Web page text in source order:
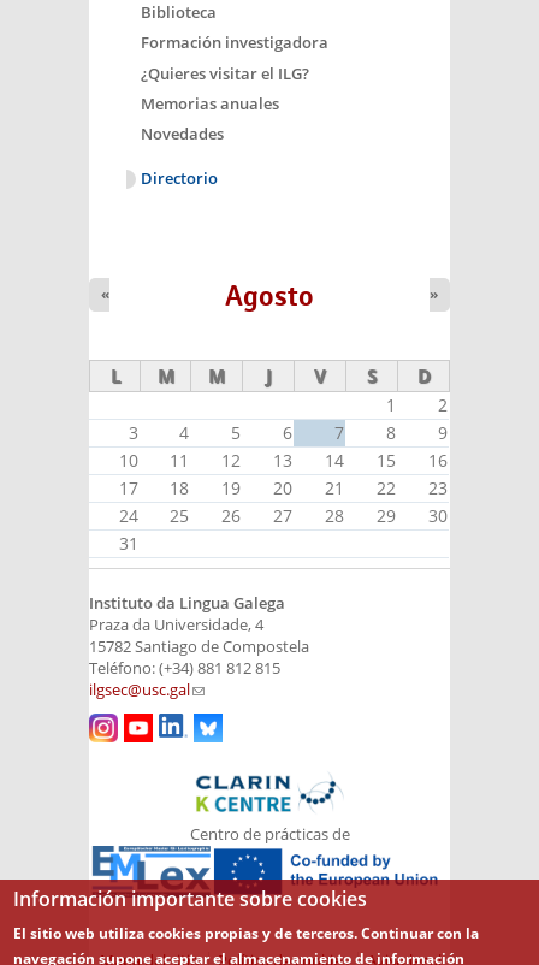
Biblioteca
Formación investigadora
¿Quieres visitar el ILG?
Memorias anuales
Novedades
Directorio
Agosto
« »
L M M J V S D
1
2
3
4 5 6 7 8
9
10
11 12 13 14 15
16
17
18 19 20 21 22
23
24
25 26 27 28 29
30
31
Instituto da Lingua Galega
Praza da Universidade, 4
15782 Santiago de Compostela
Teléfono: (+34) 881 812 815
ilgsec@usc.gal(link sends e-mail)
Centro de prácticas de
Aviso legal
Política de cookies
Mapa del sitio
Información importante sobre cookies
El sitio web utiliza cookies propias y de terceros. Continuar con la
navegación supone aceptar el almacenamiento de información